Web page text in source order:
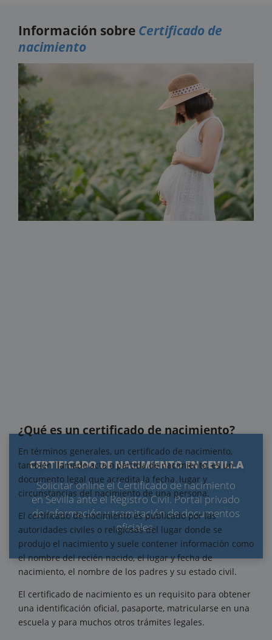
CERTIFICADO DE NACIMIENTO EN SEVILLA
Solicitar online el Certificado de nacimiento
en Sevilla ante el Registro Civil. Portal privado
de información y tramitación de documentos
oficiales.
Información sobre Certificado de
nacimiento
¿Qué es un certificado de nacimiento?
En términos generales, un certificado de nacimiento,
también llamado acta o partida de nacimiento, es un
documento legal que acredita la fecha, lugar y
circunstancias del nacimiento de una persona.
El certificado de nacimiento es publicado por las
autoridades civiles o religiosas del lugar donde se
produjo el nacimiento y suele contener información como
el nombre del recién nacido, el lugar y fecha de
nacimiento, el nombre de los padres y su estado civil.
El certificado de nacimiento es un requisito para obtener
una identificación oficial, pasaporte, matricularse en una
escuela y para muchos otros trámites legales.